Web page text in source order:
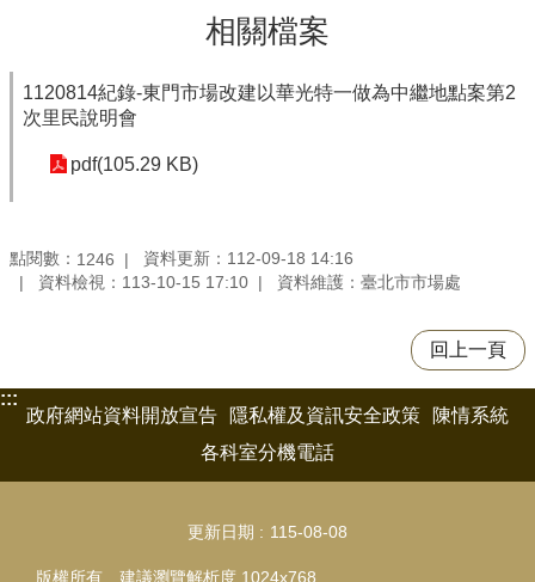
相關檔案
1120814紀錄-東門市場改建以華光特一做為中繼地點案第2
次里民說明會
pdf(105.29 KB)
點閱數： 1246
資料更新：112-09-18 14:16
資料檢視：113-10-15 17:10
資料維護：臺北市市場處
回上一頁
:::
政府網站資料開放宣告
隱私權及資訊安全政策
陳情系統
各科室分機電話
更新日期 115-08-08
版權所有 建議瀏覽解析度 1024x768